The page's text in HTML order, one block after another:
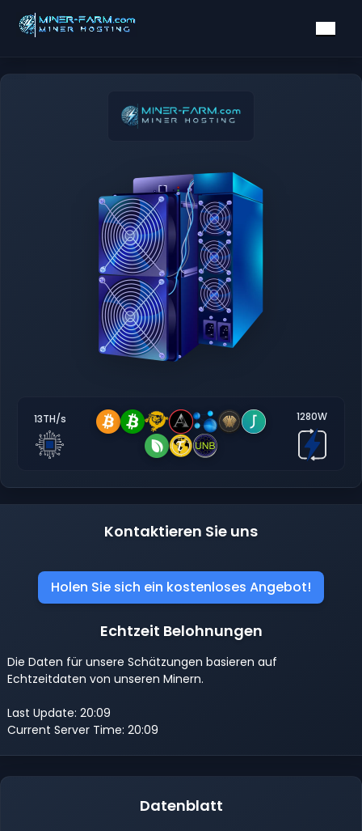
13TH/s 1280W
Kontaktieren Sie uns
Holen Sie sich ein kostenloses Angebot!
Echtzeit Belohnungen
Die Daten für unsere Schätzungen basieren auf
Echtzeitdaten von unseren Minern.
Last Update: 20:09
Current Server Time: 20:09
Datenblatt